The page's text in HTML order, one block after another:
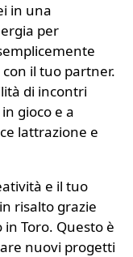
in una
per
il tuo partner.
di incontri
gioco e a
lattrazione e
e il tuo
risalto grazie
Toro. Questo è
nuovi progetti